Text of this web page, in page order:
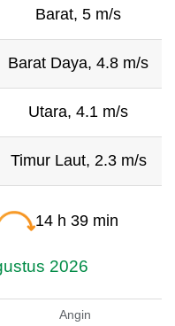
Barat, 5 m/s
Barat Daya, 4.8 m/s
Utara, 4.1 m/s
Timur Laut, 2.3 m/s
14 h 39 min
2026
Angin